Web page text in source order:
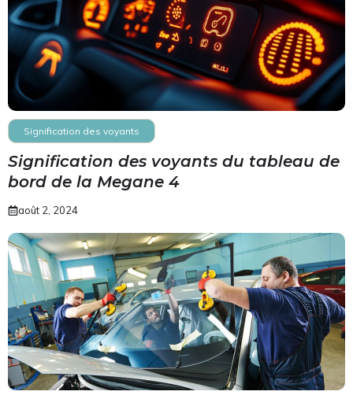
Signification des voyants
Signification des voyants du tableau de
bord de la Megane 4
août 2, 2024